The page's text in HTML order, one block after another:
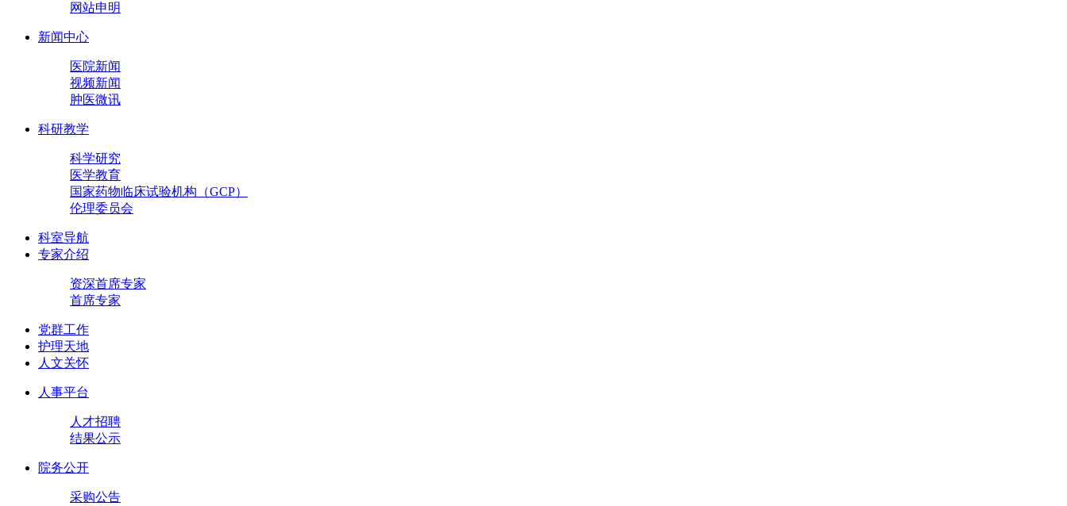
网站申明
新闻中心
医院新闻
视频新闻
肿医微讯
科研教学
科学研究
医学教育
国家药物临床试验机构（GCP）
伦理委员会
科室导航
专家介绍
资深首席专家
首席专家
党群工作
护理天地
人文关怀
人事平台
人才招聘
结果公示
院务公开
采购公告